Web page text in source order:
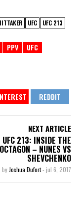
UFC
UFC 213
PPV
UFC
NEXT ARTICLE
UFC 213: INSIDE THE
OCTAGON – NUNES VS
SHEVCHENKO
by Joshua Dufort- jul 6, 2017